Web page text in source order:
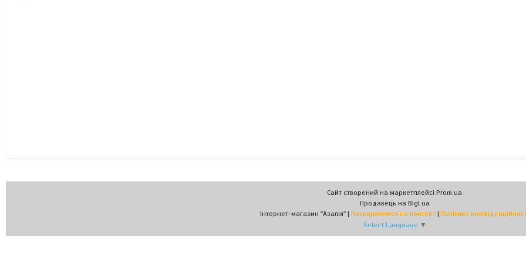
Сайт створений на маркетплейсі Prom.ua
Продавець на Bigl.ua
Інтернет-магазин "Азалія" | Поскаржитися на контент | Політика
Select Language ▼